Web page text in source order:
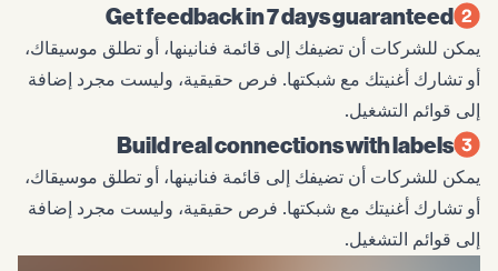
Get feedback in 7 days guaranteed
يمكن للشركات أن تضيفك إلى قائمة فنانينها، أو تطلق موسيقاك،
أو تشارك أغنيتك مع شبكتها. فرص حقيقية، وليست مجرد إضافة
إلى قوائم التشغيل.
Build real connections with labels
يمكن للشركات أن تضيفك إلى قائمة فنانينها، أو تطلق موسيقاك،
أو تشارك أغنيتك مع شبكتها. فرص حقيقية، وليست مجرد إضافة
إلى قوائم التشغيل.